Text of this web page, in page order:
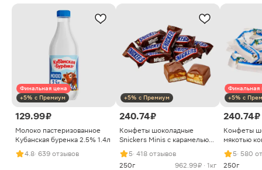
Финальная цена
+5% с Премиум
129.99 ₽
Молоко пастеризованное
Кубанская буренка 2.5% 1.4л
4.8· 639 отзывов
+5% с Премиум
240.74 ₽
Конфеты шоколадные
Snickers Minis с карамелью
арахисом и нугой
5· 418 отзывов
250г
962.99 ₽ · 1кг
Финальная
+5% с
240.74 ₽
Конфеты
мякотью
5· 580
250г